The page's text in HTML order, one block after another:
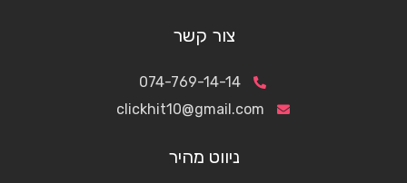
צור קשר
074-769-14-14
clickhit10@gmail.com
ניווט מהיר